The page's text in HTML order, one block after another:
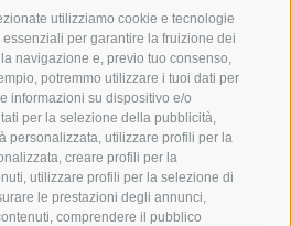
utilizziamo cookie e tecnologie
per garantire la fruizione dei
navigazione e, previo tuo consenso,
potremmo utilizzare i tuoi dati per
informazioni su dispositivo e/o
per la selezione della pubblicità,
personalizzata, utilizzare profili per la
creare profili per la
utilizzare profili per la selezione di
le prestazioni degli annunci,
comprendere il pubblico